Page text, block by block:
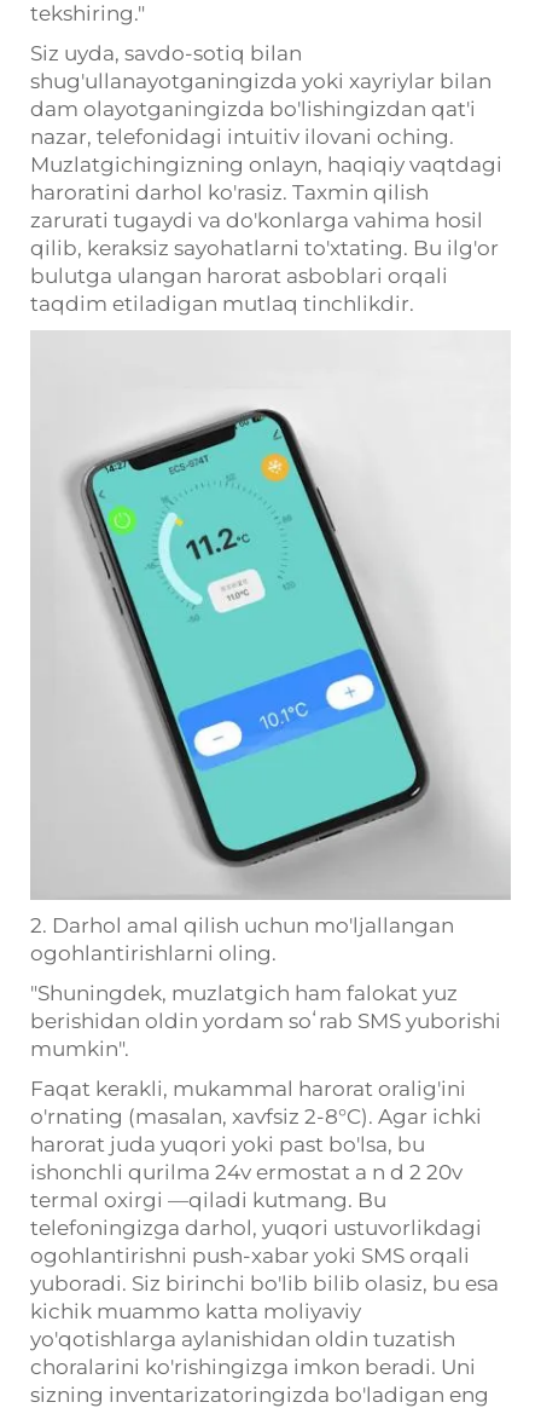
tekshiring."
Siz uyda, savdo-sotiq bilan
shug'ullanayotganingizda yoki xayriylar bilan
dam olayotganingizda bo'lishingizdan qat'i
nazar, telefonidagi intuitiv ilovani oching.
Muzlatgichingizning onlayn, haqiqiy vaqtdagi
haroratini darhol ko'rasiz. Taxmin qilish
zarurati tugaydi va do'konlarga vahima hosil
qilib, keraksiz sayohatlarni to'xtating. Bu ilg'or
bulutga ulangan harorat asboblari orqali
taqdim etiladigan mutlaq tinchlikdir.
2. Darhol amal qilish uchun mo'ljallangan
ogohlantirishlarni oling.
"Shuningdek, muzlatgich ham falokat yuz
berishidan oldin yordam soʻrab SMS yuborishi
mumkin".
Faqat kerakli, mukammal harorat oralig'ini
o'rnating (masalan, xavfsiz 2-8°C). Agar ichki
harorat juda yuqori yoki past bo'lsa, bu
ishonchli qurilma 24v ermostat a n d 2 20v
termal oxirgi —qiladi kutmang. Bu
telefoningizga darhol, yuqori ustuvorlikdagi
ogohlantirishni push-xabar yoki SMS orqali
yuboradi. Siz birinchi bo'lib bilib olasiz, bu esa
kichik muammo katta moliyaviy
yo'qotishlarga aylanishidan oldin tuzatish
choralarini ko'rishingizga imkon beradi. Uni
sizning inventarizatoringizda bo'ladigan eng